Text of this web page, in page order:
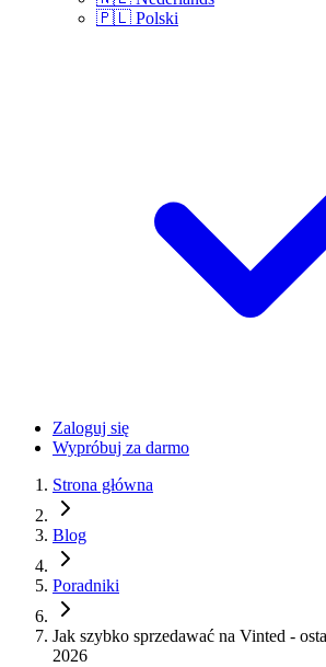
🇵🇱 Polski
Zaloguj się
Wypróbuj za darmo
Strona główna
Blog
Poradniki
Jak szybko sprzedawać na Vinted -
2026